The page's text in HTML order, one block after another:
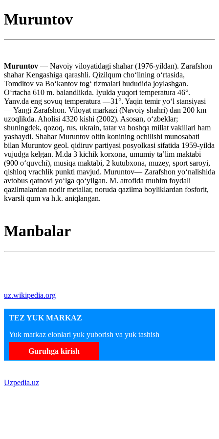
Muruntov
Muruntov — Navoiy viloyatidagi shahar (1976-yildan). Zarafshon
shahar Kengashiga qarashli. Qizilqum choʻlining oʻrtasida,
Tomditov va Boʻkantov togʻ tizmalari hududida joylashgan.
Oʻrtacha 610 m. balandlikda. Iyulda yuqori temperatura 46°.
Yanv.da eng sovuq temperatura —31°. Yaqin temir yoʻl stansiyasi
— Yangi Zarafshon. Viloyat markazi (Navoiy shahri) dan 200 km
uzoqlikda. Aholisi 4320 kishi (2002). Asosan, oʻzbeklar;
shuningdek, qozoq, rus, ukrain, tatar va boshqa millat vakillari ham
yashaydi. Shahar Muruntov oltin konining ochilishi munosabati
bilan Muruntov geol. qidiruv partiyasi posyolkasi sifatida 1959-yilda
vujudga kelgan. M.da 3 kichik korxona, umumiy taʼlim maktabi
(900 oʻquvchi), musiqa maktabi, 2 kutubxona, muzey, sport saroyi,
qishloq vrachlik punkti mavjud. Muruntov— Zarafshon yoʻnalishida
avtobus qatnovi yoʻlga qoʻyilgan. M. atrofida muhim foydali
qazilmalardan nodir metallar, noruda qazilma boyliklardan fosforit,
kvarsli qum va h.k. aniqlangan.
Manbalar
uz.wikipedia.org
TEZ YUK MARKAZ
Yuk markaz elonlari yuk yuborish va yuk tashish
Guruhga kirish
Uzpedia.uz